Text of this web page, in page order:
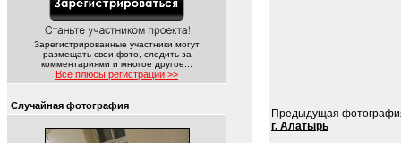
Зарегистрированные участники могут
размещать свои фото, следить за
комментариями и многое другое...
Все плюсы регистрации >>
Случайная фотография
Предыдущая
г. Алатырь